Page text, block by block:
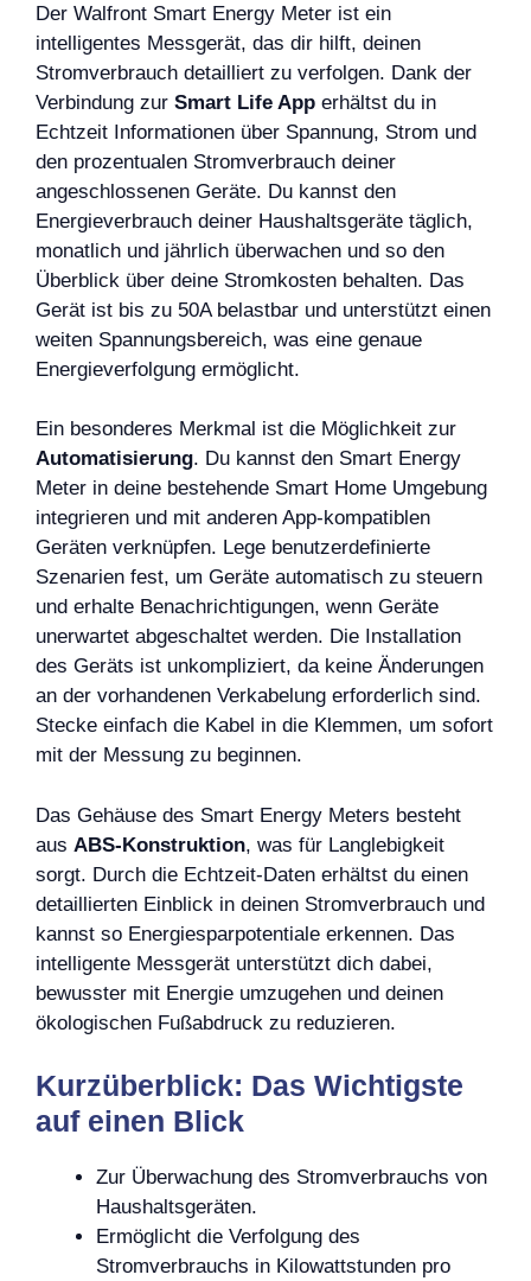
Der Walfront Smart Energy Meter ist ein
intelligentes Messgerät, das dir hilft, deinen
Stromverbrauch detailliert zu verfolgen. Dank der
Verbindung zur Smart Life App erhältst du in
Echtzeit Informationen über Spannung, Strom und
den prozentualen Stromverbrauch deiner
angeschlossenen Geräte. Du kannst den
Energieverbrauch deiner Haushaltsgeräte täglich,
monatlich und jährlich überwachen und so den
Überblick über deine Stromkosten behalten. Das
Gerät ist bis zu 50A belastbar und unterstützt einen
weiten Spannungsbereich, was eine genaue
Energieverfolgung ermöglicht.
Ein besonderes Merkmal ist die Möglichkeit zur
Automatisierung. Du kannst den Smart Energy
Meter in deine bestehende Smart Home Umgebung
integrieren und mit anderen App-kompatiblen
Geräten verknüpfen. Lege benutzerdefinierte
Szenarien fest, um Geräte automatisch zu steuern
und erhalte Benachrichtigungen, wenn Geräte
unerwartet abgeschaltet werden. Die Installation
des Geräts ist unkompliziert, da keine Änderungen
an der vorhandenen Verkabelung erforderlich sind.
Stecke einfach die Kabel in die Klemmen, um sofort
mit der Messung zu beginnen.
Das Gehäuse des Smart Energy Meters besteht
aus ABS-Konstruktion, was für Langlebigkeit
sorgt. Durch die Echtzeit-Daten erhältst du einen
detaillierten Einblick in deinen Stromverbrauch und
kannst so Energiesparpotentiale erkennen. Das
intelligente Messgerät unterstützt dich dabei,
bewusster mit Energie umzugehen und deinen
ökologischen Fußabdruck zu reduzieren.
Kurzüberblick: Das Wichtigste
auf einen Blick
Zur Überwachung des Stromverbrauchs von
Haushaltsgeräten.
Ermöglicht die Verfolgung des
Stromverbrauchs in Kilowattstunden pro